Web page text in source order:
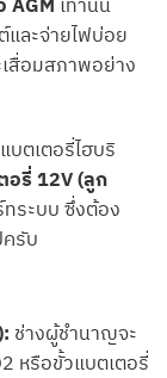
AGM เท่านั้น
และจ่ายไฟบ่อย
เสื่อมสภาพอย่าง
บตเตอรี่ไฮบริ
อรี่ 12V (ลูก
ระบบ ซึ่งต้อง
ครับ
ช่างผู้ชำนาญจะ
หรือขั้วแบตเตอรี่